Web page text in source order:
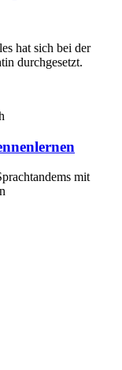
hat sich bei der
durchgesetzt.
mit